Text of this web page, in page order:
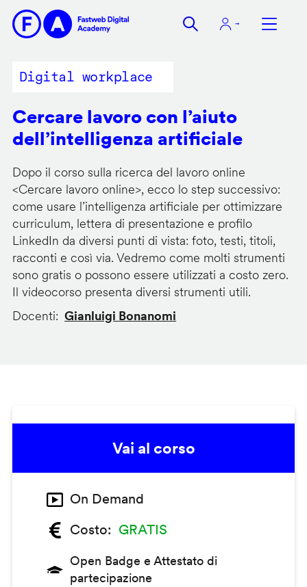
contenuto
Digital workplace
Cercare lavoro con l’aiuto
dell’intelligenza artificiale
Dopo il corso sulla ricerca del lavoro online
<Cercare lavoro online>, ecco lo step successivo:
come usare l’intelligenza artificiale per ottimizzare
curriculum, lettera di presentazione e profilo
LinkedIn da diversi punti di vista: foto, testi, titoli,
racconti e così via. Vedremo come molti strumenti
sono gratis o possono essere utilizzati a costo zero.
Il videocorso presenta diversi strumenti utili.
Docenti
Gianluigi Bonanomi
Vai al corso
On Demand
Costo
GRATIS
Open Badge e Attestato di
partecipazione